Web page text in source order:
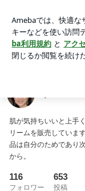
アプリをダウンロ
ょう。
肌が気持ちいいと上手
リームを販売していま
品は自分のためであり
から。
116
フォロワー
653
投稿